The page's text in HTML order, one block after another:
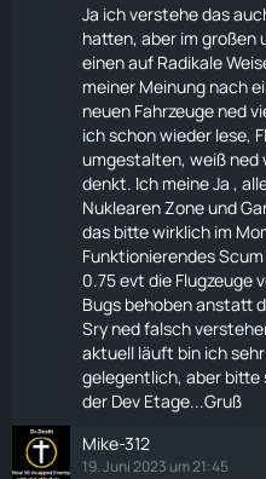
Ja ich verstehe das
hatten, aber im großen
einen auf Radikale
meiner Meinung nach
neuen Fahrzeuge ned
ich schon wieder lese,
umgestalten, weiß ned
denkt. Ich meine Ja ,
Nuklearen Zone und
das bitte wirklich im
Funktionierendes
0.75 evt die Flugzeuge
Bugs behoben anstatt
Sry ned falsch
aktuell läuft bin ich
gelegentlich, aber
der Dev Etage...Gruß
Mike-312
19. Juni 2023 um 21:45